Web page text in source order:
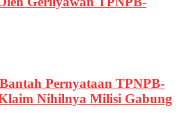
Pernyataan TPNPB-
Nihilnya Milisi Gabung